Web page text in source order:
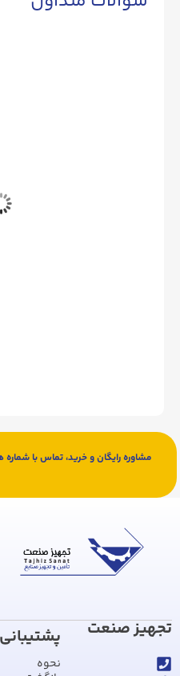
مشاوره رایگان و خرید، تماس با شماره
تجهیز صنعت پشتیبانی
نحوه